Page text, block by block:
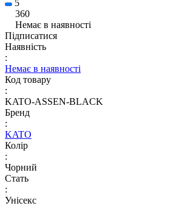
5
360
Немає в наявності
Підписатися
Наявність
:
Немає в наявності
Код товару
:
KATO-ASSEN-BLACK
Бренд
:
KATO
Колір
:
Чорний
Стать
:
Унісекс